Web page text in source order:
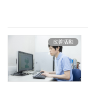
改善活動